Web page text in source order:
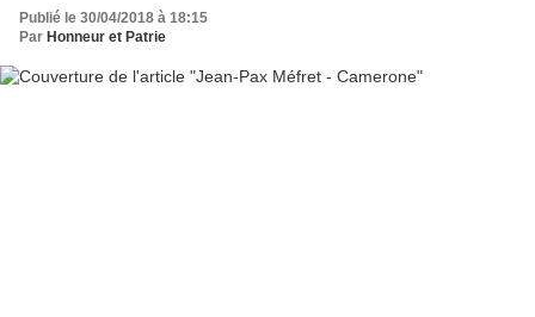
Publié le 30/04/2018 à 18:15
Par Honneur et Patrie